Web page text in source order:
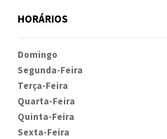
HORÁRIOS
Domingo
Segunda-Feira
Terça-Feira
Quarta-Feira
Quinta-Feira
Sexta-Feira